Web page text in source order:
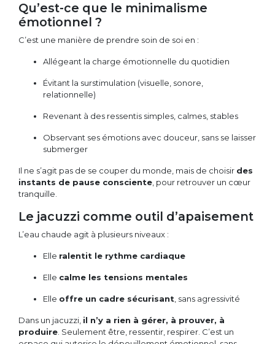
Qu’est-ce que le minimalisme
émotionnel ?
C’est une manière de prendre soin de soi en :
Allégeant la charge émotionnelle du quotidien
Évitant la surstimulation (visuelle, sonore,
relationnelle)
Revenant à des ressentis simples, calmes, stables
Observant ses émotions avec douceur, sans se laisser
submerger
Il ne s’agit pas de se couper du monde, mais de choisir des
instants de pause consciente , pour retrouver un cœur
tranquille.
Le jacuzzi comme outil d’apaisement
L’eau chaude agit à plusieurs niveaux :
Elle ralentit le rythme cardiaque
Elle calme les tensions mentales
Elle offre un cadre sécurisant , sans agressivité
Dans un jacuzzi, il n’y a rien à gérer, à prouver, à
produire . Seulement être, ressentir, respirer. C’est un